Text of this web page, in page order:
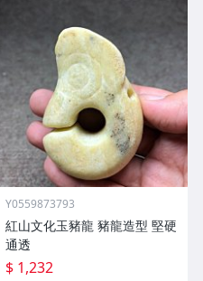
Y0559873793
紅山文化玉豬龍 豬龍造型 堅硬
通透
$ 1,232